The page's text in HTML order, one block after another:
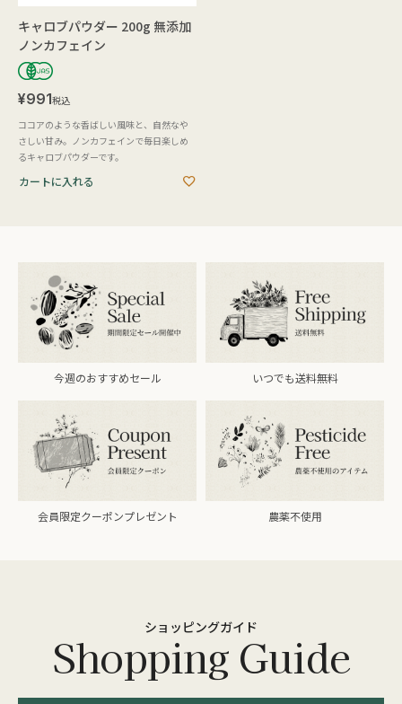
キャロブパウダー 200g 無添加
ノンカフェイン
¥991税込
ココアのような香ばしい風味と、自然なや
さしい甘み。ノンカフェインで毎日楽しめ
るキャロブパウダーです。
カートに入れる
今週のおすすめセール いつでも送料無料
会員限定クーポンプレゼント 農薬不使用
ショッピングガイド
Shopping Guide